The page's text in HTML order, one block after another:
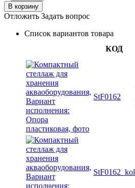
В корзину
Отложить Задать вопрос
Список вариантов товара
КОД
StF0162
StF0162_kol